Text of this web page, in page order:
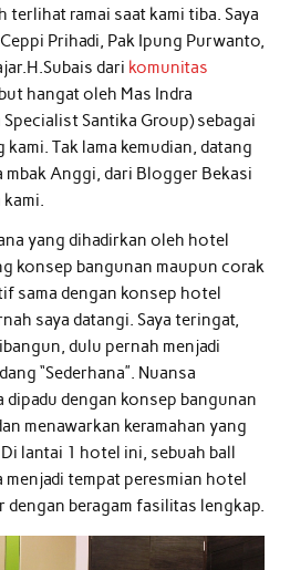
terlihat ramai saat kami tiba. Saya
Prihadi, Pak Ipung Purwanto,
dari komunitas
hangat oleh Mas Indra
Santika Group) sebagai
Tak lama kemudian, datang
Anggi, dari Blogger Bekasi
yang dihadirkan oleh hotel
konsep bangunan maupun corak
sama dengan konsep hotel
saya datangi. Saya teringat,
dulu pernah menjadi
“Sederhana”. Nuansa
dengan konsep bangunan
menawarkan keramahan yang
lantai 1 hotel ini, sebuah ball
menjadi tempat peresmian hotel
dengan beragam fasilitas lengkap.